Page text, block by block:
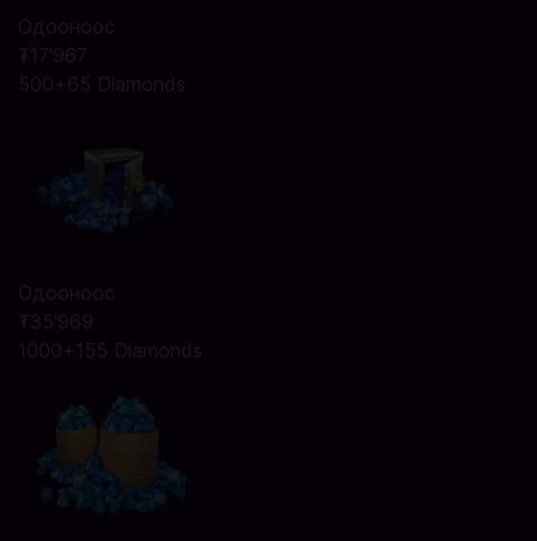
Одооноос
₮17'967
500+65 Diamonds
Одооноос
₮35'969
1000+155 Diamonds